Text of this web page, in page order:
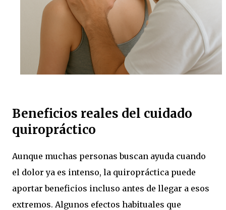
Beneficios reales del cuidado
quiropráctico
Aunque muchas personas buscan ayuda cuando
el dolor ya es intenso, la quiropráctica puede
aportar beneficios incluso antes de llegar a esos
extremos. Algunos efectos habituales que